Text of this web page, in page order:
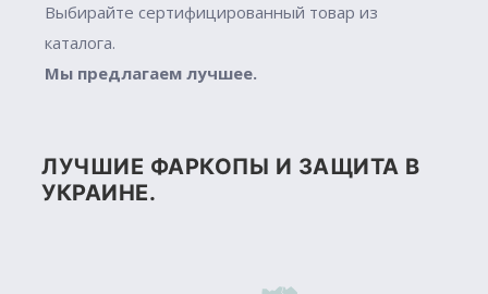
Выбирайте сертифицированный товар из
каталога.
Мы предлагаем лучшее.
ЛУЧШИЕ ФАРКОПЫ И ЗАЩИТА В
УКРАИНЕ.